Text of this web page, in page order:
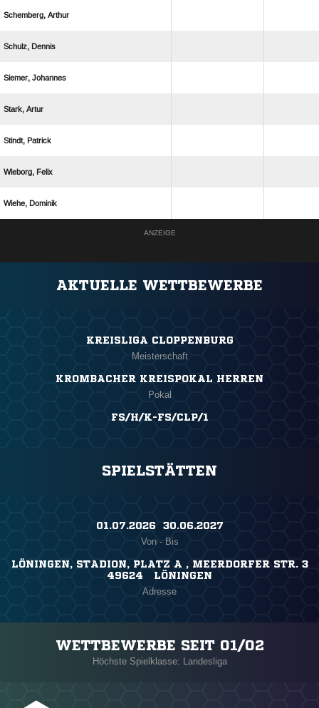
 
 
 
 
 
 
 
ANZEIGE
AKTUELLE WETTBEWERBE
KREISLIGA CLOPPENBURG
Meisterschaft
KROMBACHER KREISPOKAL HERREN
Pokal
FS/H/K-FS/CLP/1
SPIELSTÄTTEN
01.07.2026 ​ 30.06.2027
Von - Bis
LÖNINGEN, STADION, PLATZ A , MEERDORFER STR. 3
49624 LÖNINGEN
Adresse
WETTBEWERBE SEIT 01/02
Höchste Spielklasse: Landesliga